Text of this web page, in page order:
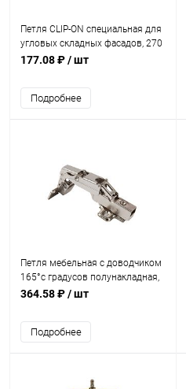
Петля CLIP-ON специальная для
угловых складных фасадов, 270
градусов
177.08 ₽/ шт
Подробнее
Петля мебельная с доводчиком
165°с градусов полунакладная,
никель
364.58 ₽/ шт
Подробнее